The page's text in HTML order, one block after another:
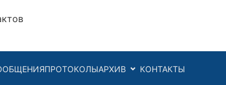
ПРОТОКОЛЫАРХИВ КОНТАКТЫ